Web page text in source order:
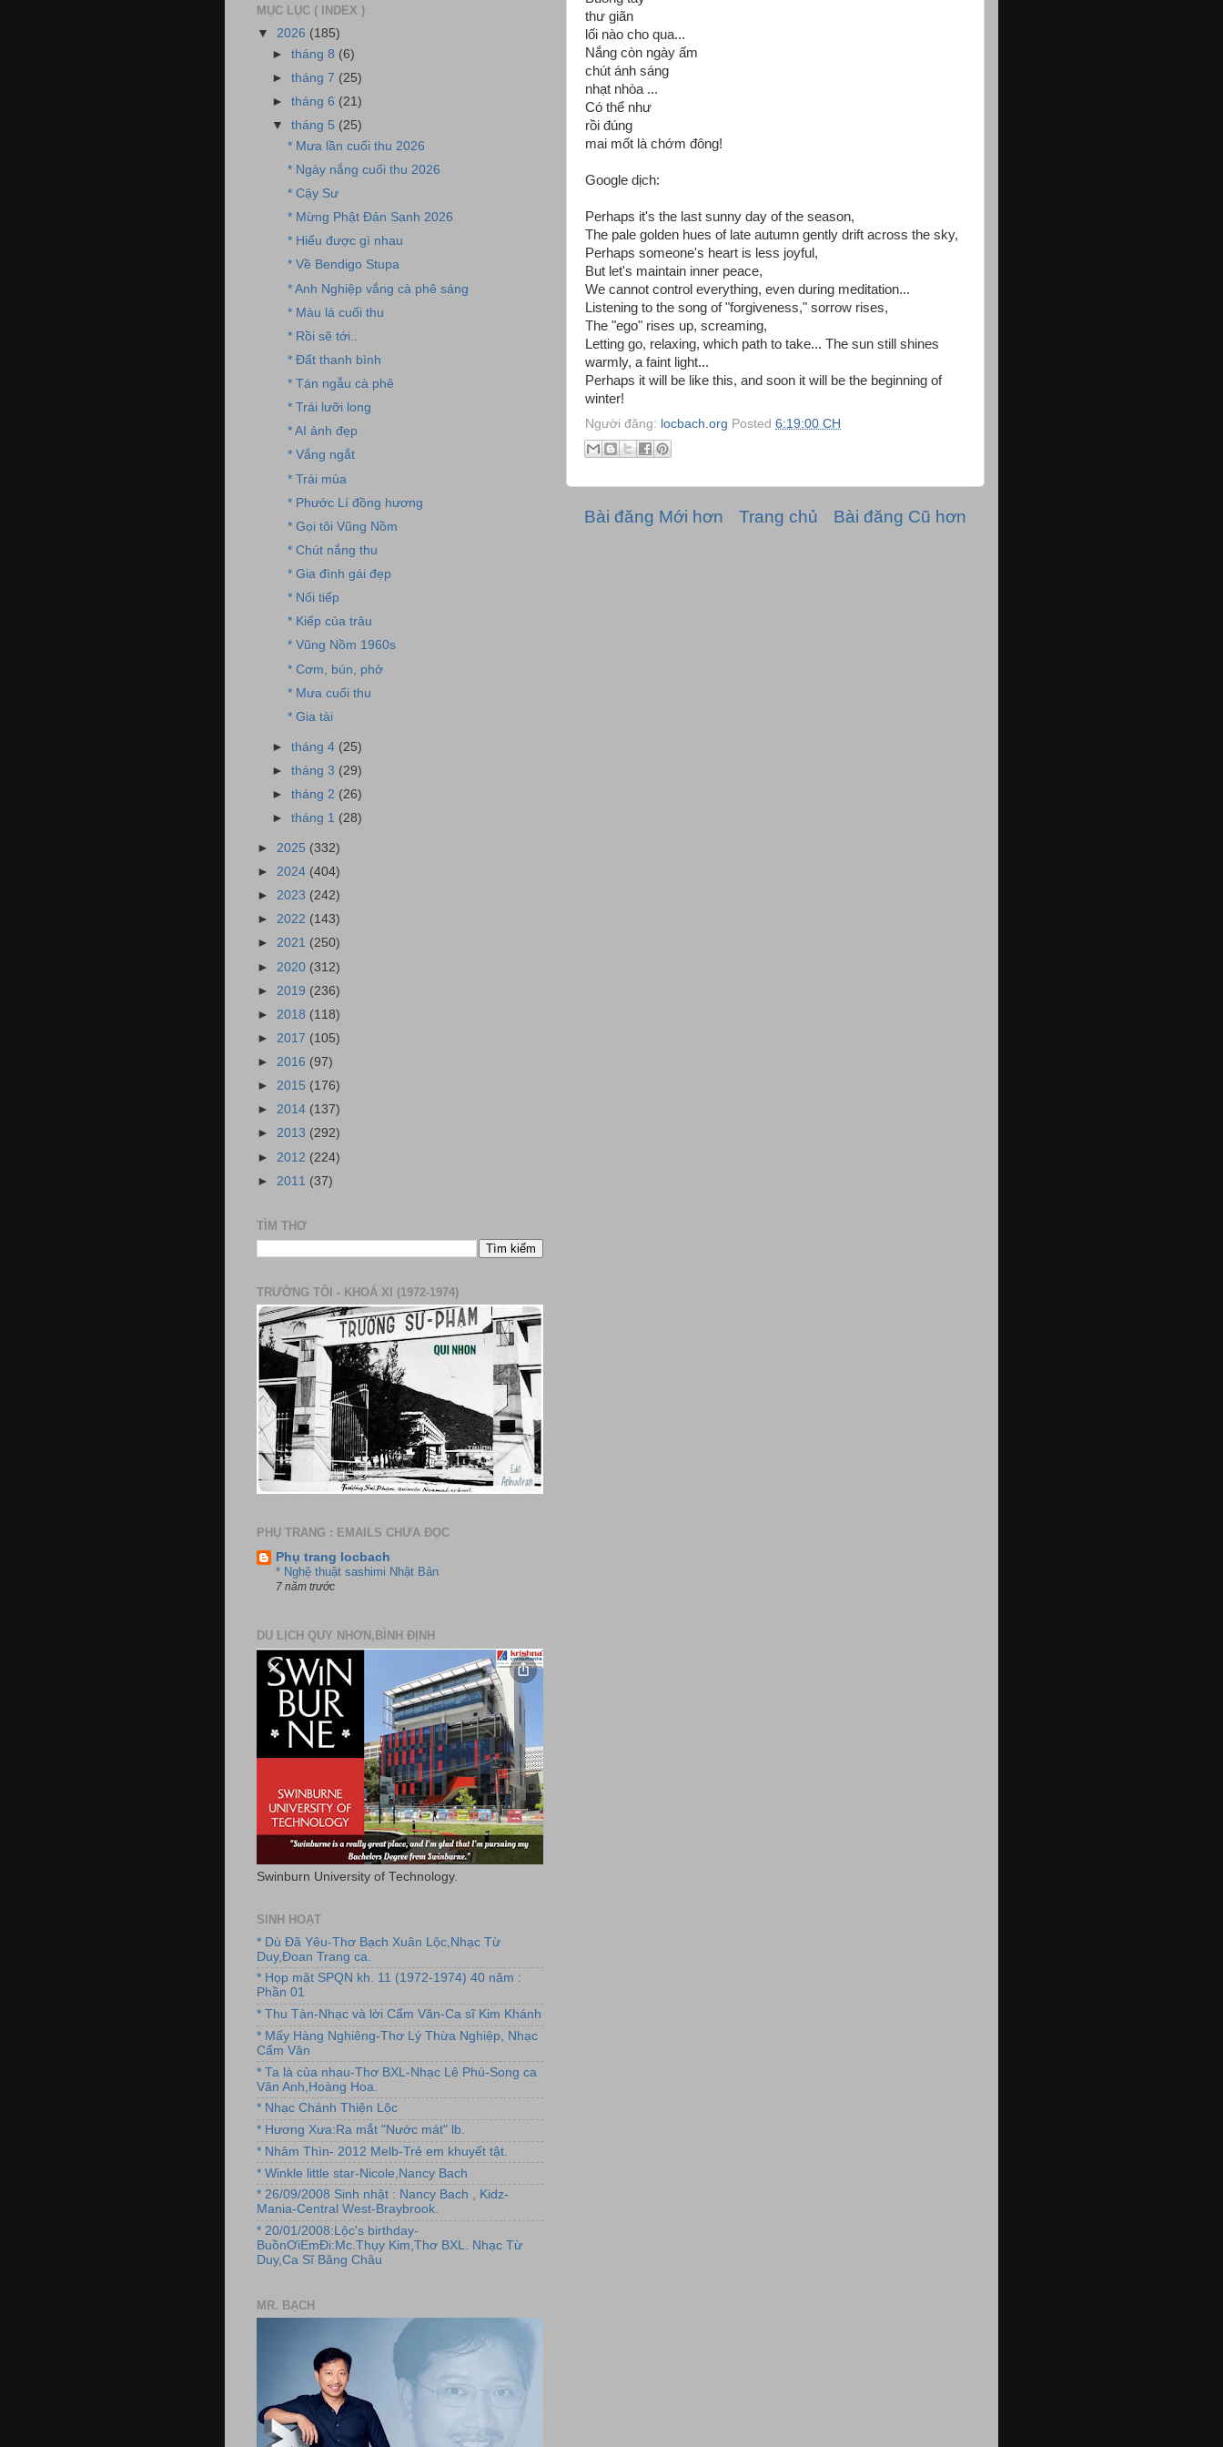
thư giãn
lối nào cho qua...
Nắng còn ngày ấm
chút ánh sáng
nhạt nhòa ...
Có thể như
rồi đúng
mai mốt là chớm đông!
Google dịch:
Perhaps it's the last sunny day of the season,
The pale golden hues of late autumn gently drift across the sky,
Perhaps someone's heart is less joyful,
But let's maintain inner peace,
We cannot control everything, even during meditation...
Listening to the song of "forgiveness," sorrow rises,
The "ego" rises up, screaming,
Letting go, relaxing, which path to take... The sun still shines
warmly, a faint light...
Perhaps it will be like this, and soon it will be the beginning of
winter!
Người đăng: locbach.org Posted 6:19:00 CH
Bài đăng Mới hơn Bài đăng Cũ hơn
Trang chủ
MỤC LỤC ( INDEX )
▼ 2026 (185)
►tháng 8 (6)
►tháng 7 (25)
►tháng 6 (21)
▼tháng 5 (25)
* Mưa lần cuối thu 2026
* Ngày nắng cuối thu 2026
* Cậy Sư
* Mừng Phật Đản Sanh 2026
* Hiểu được gì nhau
* Về Bendigo Stupa
* Anh Nghiệp vắng cà phê sáng
* Màu lá cuối thu
* Rồi sẽ tới..
* Đất thanh bình
* Tán ngẫu cà phê
* Trái lưỡi long
* AI ảnh đẹp
* Vắng ngắt
* Trái mùa
* Phước Lí đồng hương
* Gọi tôi Vũng Nồm
* Chút nắng thu
* Gia đình gái đẹp
* Nối tiếp
* Kiếp của trâu
* Vũng Nồm 1960s
* Cơm, bún, phở
* Mưa cuối thu
* Gia tài
►tháng 4 (25)
►tháng 3 (29)
►tháng 2 (26)
►tháng 1 (28)
► 2025 (332)
► 2024 (404)
► 2023 (242)
► 2022 (143)
► 2021 (250)
► 2020 (312)
► 2019 (236)
► 2018 (118)
► 2017 (105)
► 2016 (97)
► 2015 (176)
► 2014 (137)
► 2013 (292)
► 2012 (224)
► 2011 (37)
TÌM THƠ
TRƯỜNG TÔI - KHOÁ XI (1972-1974)
PHỤ TRANG : EMAILS CHƯA ĐỌC
Phụ trang locbach
* Nghệ thuật sashimi Nhật Bản
7 năm trước
DU LỊCH QUY NHƠN,BÌNH ĐỊNH
Swinburn University of Technology.
SINH HOẠT
* Dù Đã Yêu-Thơ Bạch Xuân Lộc,Nhạc Từ
Duy,Đoan Trang ca.
* Họp mặt SPQN kh. 11 (1972-1974) 40 năm :
Phần 01
* Thu Tàn-Nhạc và lời Cẩm Văn-Ca sĩ Kim Khánh
* Mấy Hàng Nghiêng-Thơ Lý Thừa Nghiệp, Nhạc
Cẩm Văn
* Ta là của nhau-Thơ BXL-Nhạc Lê Phú-Song ca
Vân Anh,Hoàng Hoa.
* Nhạc Chánh Thiện Lộc
* Hương Xưa:Ra mắt "Nước mát" lb.
* Nhâm Thìn- 2012 Melb-Trẻ em khuyết tật.
* Winkle little star-Nicole,Nancy Bach
* 26/09/2008 Sinh nhật : Nancy Bach , Kidz-
Mania-Central West-Braybrook.
* 20/01/2008:Lộc's birthday-
BuồnƠiEmĐi:Mc.Thụy Kim,Thơ BXL. Nhạc Từ
Duy,Ca Sĩ Băng Châu
MR. BẠCH